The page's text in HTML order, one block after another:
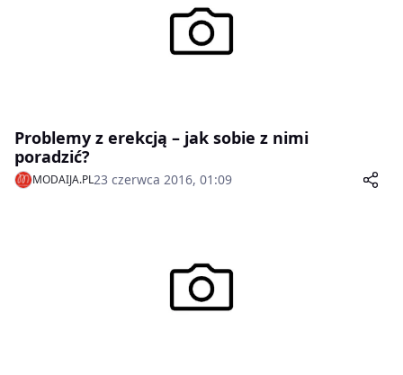
Problemy z erekcją – jak sobie z nimi
poradzić?
MODAIJA.PL23 czerwca 2016, 01:09